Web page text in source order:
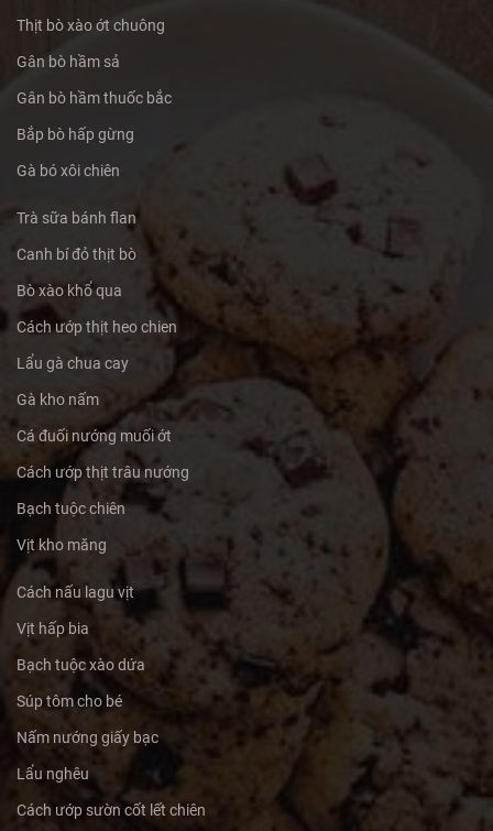
Thịt bò xào ớt chuông
Gân bò hầm sả
Gân bò hầm thuốc bắc
Bắp bò hấp gừng
Gà bó xôi chiên
Trà sữa bánh flan
Canh bí đỏ thịt bò
Bò xào khổ qua
Cách ướp thịt heo chien
Lẩu gà chua cay
Gà kho nấm
Cá đuối nướng muối ớt
Cách ướp thịt trâu nướng
Bạch tuộc chiên
Vịt kho măng
Cách nấu lagu vịt
Vịt hấp bia
Bạch tuộc xào dứa
Súp tôm cho bé
Nấm nướng giấy bạc
Lẩu nghêu
Cách ướp sườn cốt lết chiên